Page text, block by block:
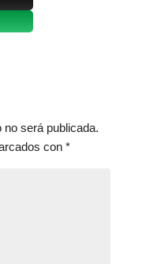
será publicada.
con *